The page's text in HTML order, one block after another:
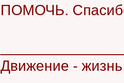
ПОМОЧЬ.
Движение - жизнь